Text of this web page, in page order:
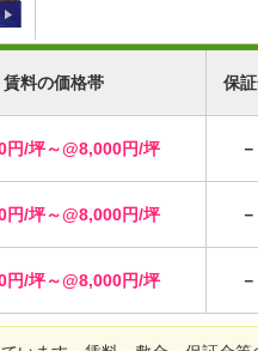
賃料の価格帯 保
円/坪～@8,000円/坪 －
円/坪～@8,000円/坪 －
円/坪～@8,000円/坪 －